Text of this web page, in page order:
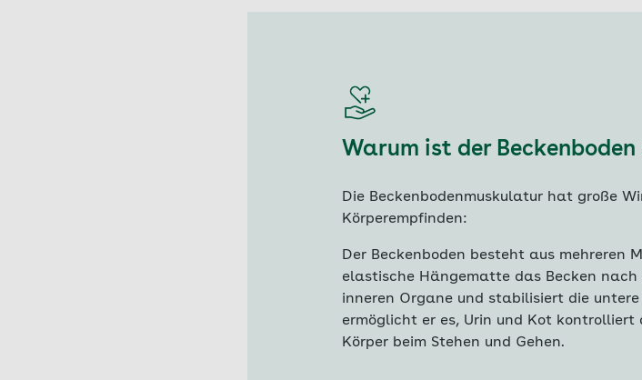
Warum ist der
Die Beckenbodenmuskulatur hat große
Körperempfinden:
Der Beckenboden besteht aus mehreren
elastische Hängematte das Becken
inneren Organe und stabilisiert die
ermöglicht er es, Urin und Kot kontrolliert
Körper beim Stehen und Gehen.